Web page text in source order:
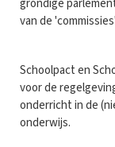
grondige
van de
Schoolpact en
voor de
onderricht in de
onderwijs.